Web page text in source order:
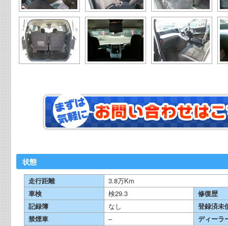
状態
走行距離
3.8万Km
車検
検29.3
修復歴
記録簿
なし
登録済未
禁煙車
–
ディーラ